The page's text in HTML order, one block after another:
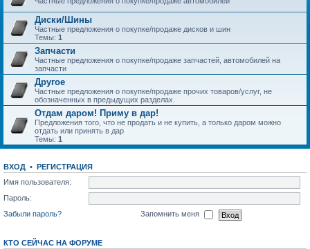
Диски/Шины
Частные предложения о покупке/продаже дисков и шин
Темы: 1
Запчасти
Частные предложения о покупке/продаже запчастей, автомобилей на
запчасти
Другое
Частные предложения о покупке/продаже прочих товаров/услуг, не
обозначенных в предыдущих разделах.
Отдам даром! Приму в дар!
Предложения того, что не продать и не купить, а только даром можно
отдать или принять в дар
Темы: 1
ВХОД • РЕГИСТРАЦИЯ
Имя пользователя:
Пароль:
Забыли пароль?
Запомнить меня
КТО СЕЙЧАС НА ФОРУМЕ